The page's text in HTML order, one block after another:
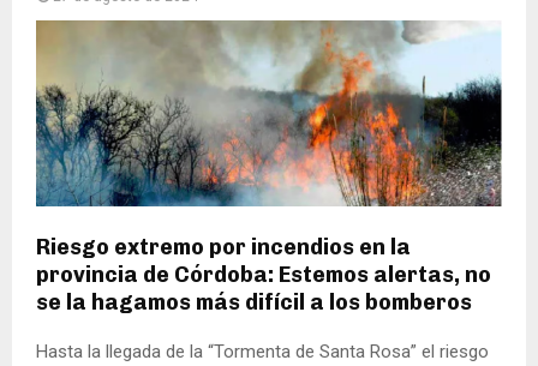
Riesgo extremo por incendios en la
provincia de Córdoba: Estemos alertas, no
se la hagamos más difícil a los bomberos
Hasta la llegada de la “Tormenta de Santa Rosa” el riesgo